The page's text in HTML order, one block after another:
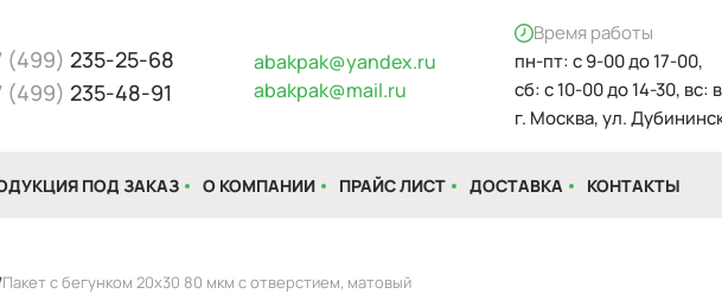
(499) 235-25-68
(499) 235-48-91
abakpak@yandex.ru
abakpak@mail.ru
Время работы
пн-пт: с 9-00 до 17-00,
сб: с 10-00 до 14-30, вс:
г. Москва, ул.
ПОД ЗАКАЗ О КОМПАНИИ ПРАЙС ЛИСТ ДОСТАВКА КОНТАКТЫ
Пакет с бегунком 20x30 80 мкм с отверстием, матовый